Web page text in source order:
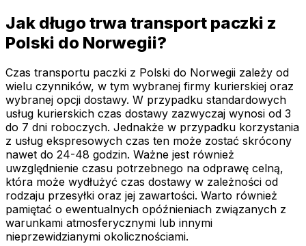
Jak długo trwa transport paczki z
Polski do Norwegii?
Czas transportu paczki z Polski do Norwegii zależy od
wielu czynników, w tym wybranej firmy kurierskiej oraz
wybranej opcji dostawy. W przypadku standardowych
usług kurierskich czas dostawy zazwyczaj wynosi od 3
do 7 dni roboczych. Jednakże w przypadku korzystania
z usług ekspresowych czas ten może zostać skrócony
nawet do 24-48 godzin. Ważne jest również
uwzględnienie czasu potrzebnego na odprawę celną,
która może wydłużyć czas dostawy w zależności od
rodzaju przesyłki oraz jej zawartości. Warto również
pamiętać o ewentualnych opóźnieniach związanych z
warunkami atmosferycznymi lub innymi
nieprzewidzianymi okolicznościami.